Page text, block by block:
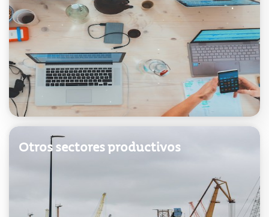
Acceder
Otros sectores productivos